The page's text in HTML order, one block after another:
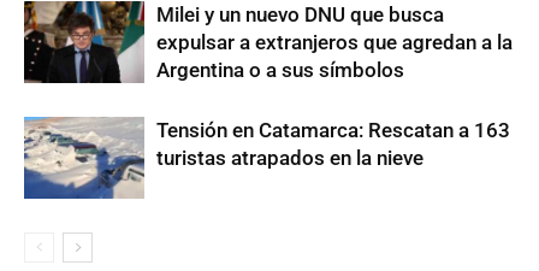
Milei y un nuevo DNU que busca
expulsar a extranjeros que agredan a la
Argentina o a sus símbolos
Tensión en Catamarca: Rescatan a 163
turistas atrapados en la nieve